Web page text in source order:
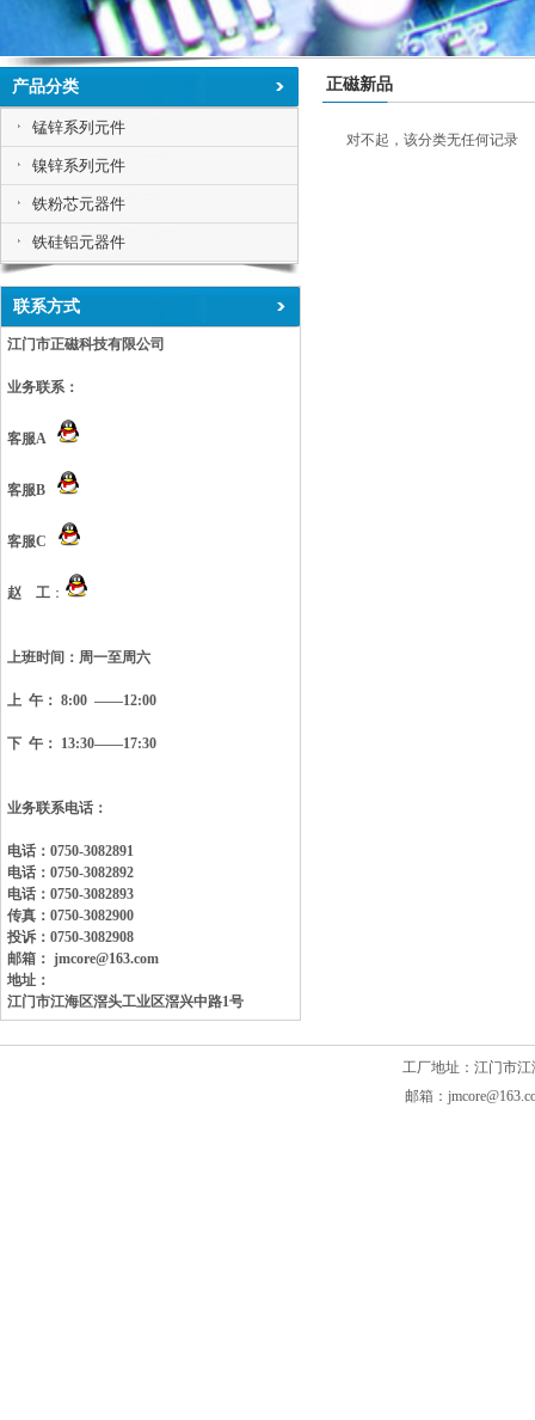
产品分类
锰锌系列元件
镍锌系列元件
铁粉芯元器件
铁硅铝元器件
联系方式
江门市正磁科技有限公司
业务联系：
客服A
客服B
客服C
赵 工 ：
上班时间： 周一至周六
上 午： 8:00 ——12:00
下 午： 13:30——17:30
业务联系电话：
电话：0750-3082891
电话：0750-3082892
电话：0750-3082893
传真：0750-3082900
投诉：0750-3082908
邮箱： jmcore@163.com
地址：
江门市江海区滘头工业区滘兴中路1号
正磁新品
对不起，该分类无任何记录
工厂地址：江门市江
邮箱：